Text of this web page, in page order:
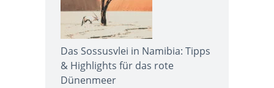
Das Sossusvlei in Namibia: Tipps
& Highlights für das rote
Dünenmeer